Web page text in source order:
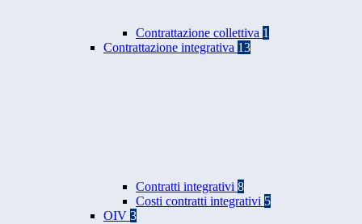
Contrattazione collettiva 1
Contrattazione integrativa 13
Contratti integrativi 8
Costi contratti integrativi 5
OIV 3